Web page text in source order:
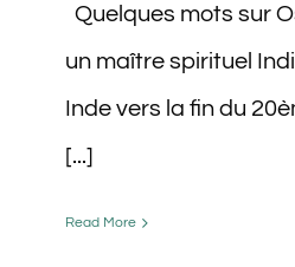
Quelques mots sur
un maître spirituel
Inde vers la fin du
[...]
Read More